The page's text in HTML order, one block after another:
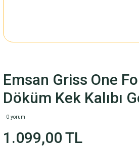
Emsan Griss One
Döküm Kek Kalıbı
0 yorum
1.099,00 TL